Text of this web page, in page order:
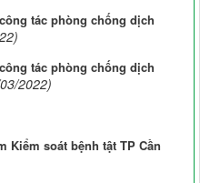
tác phòng chống dịch
tác phòng chống dịch
2022)
Kiểm soát bệnh tật TP Cần